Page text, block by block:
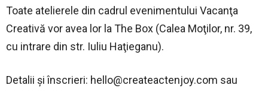
Toate atelierele din cadrul evenimentului Vacanţa
Creativă vor avea lor la The Box (Calea Moţilor, nr. 39,
cu intrare din str. Iuliu Haţieganu).
Detalii şi înscrieri: hello@createactenjoy.com sau